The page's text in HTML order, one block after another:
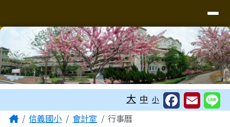
大 中 小
主內容區域
Home信義國小 會計室 行事曆
頁尾區域